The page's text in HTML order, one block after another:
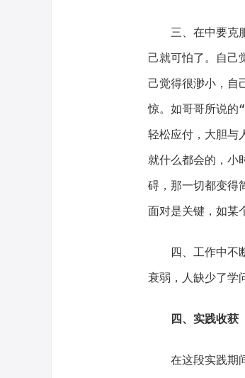
三、在中要克服
己就可怕了。自己
己觉得很渺小，自
惊。如哥哥所说的
轻松应付，大胆与
就什么都会的，小
碍，那一切都变得
面对是关键，如某
四、工作中不断
衰弱，人缺少了学
四、实践收获
在这段实践期间